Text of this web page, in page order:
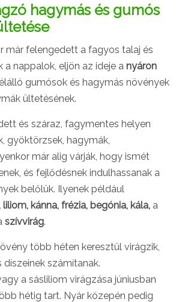
hagymás és gumós
már felengedett a fagyos talaj és
nappalok, eljön az ideje a nyáron
gumósok és hagymás növények
ültetésének.
és száraz, fagymentes helyen
gyöktörzsek, hagymák,
már alig várják, hogy ismét
és fejlődésnek indulhassanak a
belőlük. Ilyenek például
liliom, kánna, frézia, begónia, kála, a
szívvirág.
több héten keresztül virágzik,
számítanak.
a sásliliom virágzása júniusban
hétig tart. Nyár közepén pedig